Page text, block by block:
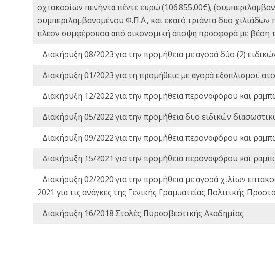
οχτακοσίων πενήντα πέντε ευρώ (106.855,00€),
συμπεριλαμβανομένου Φ.Π.Α., και εκατό τριάντα δύο
πλέον συμφέρουσα από οικονομική άποψη προσφορά με βάση
Διακήρυξη 08/2023 για την προμήθεια με αγορά δύο (2)
Διακήρυξη 01/2023 για τη προμήθεια με αγορά εξοπλισμού
Διακήρυξη 12/2022 για την προμήθεια περονοφόρου και
Διακήρυξη 05/2022 για την προμήθεια δυο ειδικών
Διακήρυξη 09/2022 για την προμήθεια περονοφόρου και
Διακήρυξη 15/2021 για την προμήθεια περονοφόρου και
Διακήρυξη 02/2020 για την προμήθεια με αγορά χιλίων
2021 για τις ανάγκες της Γενικής Γραμματείας Πολιτικής
Διακήρυξη 16/2018 Στολές Πυροσβεστικής Ακαδημίας